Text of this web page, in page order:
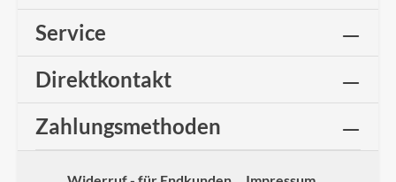
Service
Direktkontakt
Zahlungsmethoden